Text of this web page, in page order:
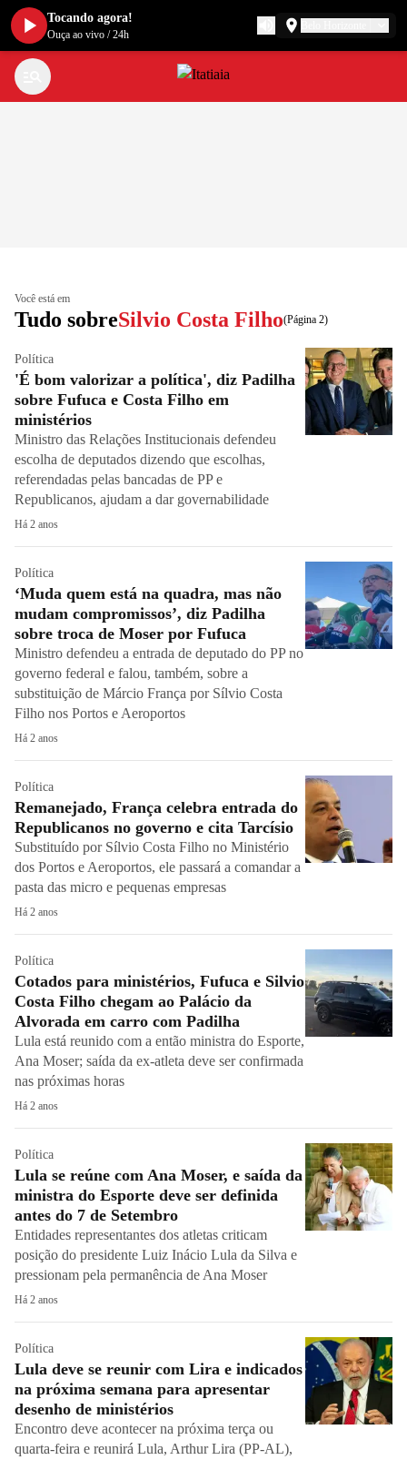
Você está em
Tudo sobreSilvio Costa Filho(Página 2)
Política
'É bom valorizar a política', diz Padilha
sobre Fufuca e Costa Filho em
ministérios
Ministro das Relações Institucionais defendeu
escolha de deputados dizendo que escolhas,
referendadas pelas bancadas de PP e
Republicanos, ajudam a dar governabilidade
Há 2 anos
Política
‘Muda quem está na quadra, mas não
mudam compromissos’, diz Padilha
sobre troca de Moser por Fufuca
Ministro defendeu a entrada de deputado do PP no
governo federal e falou, também, sobre a
substituição de Márcio França por Sílvio Costa
Filho nos Portos e Aeroportos
Há 2 anos
Política
Remanejado, França celebra entrada do
Republicanos no governo e cita Tarcísio
Substituído por Sílvio Costa Filho no Ministério
dos Portos e Aeroportos, ele passará a comandar a
pasta das micro e pequenas empresas
Há 2 anos
Política
Cotados para ministérios, Fufuca e Silvio
Costa Filho chegam ao Palácio da
Alvorada em carro com Padilha
Lula está reunido com a então ministra do Esporte,
Ana Moser; saída da ex-atleta deve ser confirmada
nas próximas horas
Há 2 anos
Política
Lula se reúne com Ana Moser, e saída da
ministra do Esporte deve ser definida
antes do 7 de Setembro
Entidades representantes dos atletas criticam
posição do presidente Luiz Inácio Lula da Silva e
pressionam pela permanência de Ana Moser
Há 2 anos
Política
Lula deve se reunir com Lira e indicados
na próxima semana para apresentar
desenho de ministérios
Encontro deve acontecer na próxima terça ou
quarta-feira e reunirá Lula, Arthur Lira (PP-AL),
Tocando agora!
Ouça ao vivo /24h